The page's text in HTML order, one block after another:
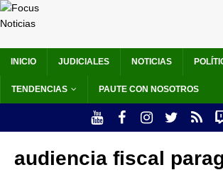
INICIO JUDICIALES NOTICIAS
TENDENCIAS PAUTE CON NOSOTROS
audiencia fiscal